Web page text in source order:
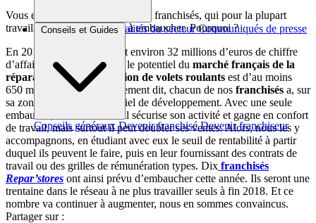
Brèves et actus Actualités du secteur Communiqués de presse
Conseils et Guides
Conseils généraux Devenir franchisé Devenir franchiseur
Vous encouragez par ailleurs vos franchisés, qui pour la plupart
travaillaient jusqu’ici seuls, à embaucher. Pourquoi ?
En 2018, notre réseau a fait environ 32 millions d’euros de chiffre
d’affaires. Or, l’on sait que le potentiel du marché français de la
réparation et modernisation de volets roulants est d’au moins
650 millions annuels. Autrement dit, chacun de nos franchisés a, sur
sa zone, un énorme potentiel de développement. Avec une seule
embauche, non seulement il sécurise son activité et gagne en confort
de travail, mais surtout il peut doubler ses ventes. Alors, nous les y
accompagnons, en étudiant avec eux le seuil de rentabilité à partir
duquel ils peuvent le faire, puis en leur fournissant des contrats de
travail ou des grilles de rémunération types. Dix franchisés
Repar’stores ont ainsi prévu d’embaucher cette année. Ils seront une
trentaine dans le réseau à ne plus travailler seuls à fin 2018. Et ce
nombre va continuer à augmenter, nous en sommes convaincus.
Partager sur :